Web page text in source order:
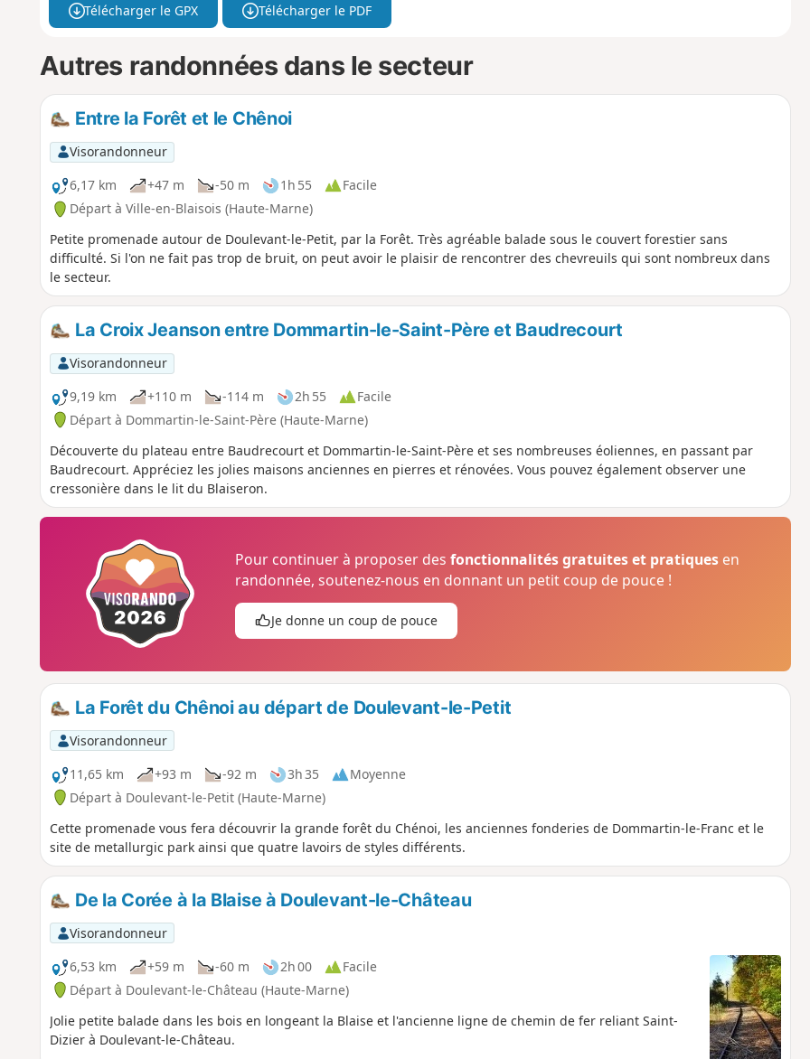
Télécharger le GPX Télécharger le PDF
Autres randonnées dans le secteur
Entre la Forêt et le Chênoi
Visorandonneur
6,17 km
+47 m -50 m 1h 55
Facile
Départ à Ville-en-Blaisois (Haute-Marne)
Petite promenade autour de Doulevant-le-Petit, par la Forêt. Très agréable balade sous le couvert forestier sans
difficulté. Si l'on ne fait pas trop de bruit, on peut avoir le plaisir de rencontrer des chevreuils qui sont nombreux dans
le secteur.
La Croix Jeanson entre Dommartin-le-Saint-Père et Baudrecourt
Visorandonneur
9,19 km
+110 m -114 m 2h 55
Facile
Départ à Dommartin-le-Saint-Père (Haute-Marne)
Découverte du plateau entre Baudrecourt et Dommartin-le-Saint-Père et ses nombreuses éoliennes, en passant par
Baudrecourt. Appréciez les jolies maisons anciennes en pierres et rénovées. Vous pouvez également observer une
cressonière dans le lit du Blaiseron.
Pour continuer à proposer desfonctionnalités gratuites et pratiques en
randonnée, soutenez-nous en donnant un petit coup de pouce !
Je donne un coup de pouce
La Forêt du Chênoi au départ de Doulevant-le-Petit
Visorandonneur
11,65 km
+93 m -92 m 3h 35
Moyenne
Départ à Doulevant-le-Petit (Haute-Marne)
Cette promenade vous fera découvrir la grande forêt du Chénoi, les anciennes fonderies de Dommartin-le-Franc et le
site de metallurgic park ainsi que quatre lavoirs de styles différents.
De la Corée à la Blaise à Doulevant-le-Château
Visorandonneur
6,53 km
+59 m -60 m 2h 00
Facile
Départ à Doulevant-le-Château (Haute-Marne)
Jolie petite balade dans les bois en longeant la Blaise et l'ancienne ligne de chemin de fer reliant Saint-
Dizier à Doulevant-le-Château.